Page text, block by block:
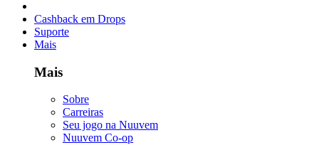
Cashback em Drops
Suporte
Mais
Mais
Sobre
Carreiras
Seu jogo na Nuuvem
Nuuvem Co-op